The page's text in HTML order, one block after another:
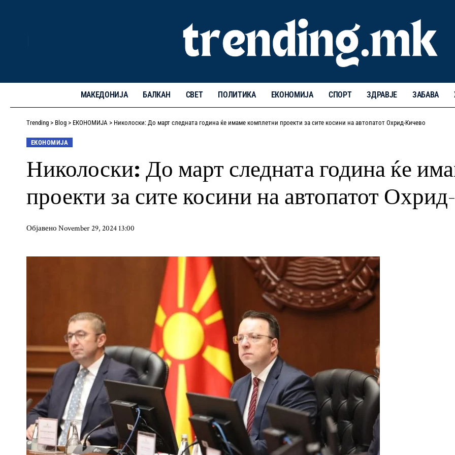
МАКЕДОНИЈА БАЛКАН СВЕТ ПОЛИТИКА ЕКОНОМИЈА СПОРТ ЗДРАВЈЕ ЗАБАВА
Trending > Blog > ЕКОНОМИЈА > Николоски: До март следната година ќе имаме комплетни проекти за сите косини на автопатот Охрид-Кичево
ЕКОНОМИЈА
Николоски: До март следната година ќе
проекти за сите косини на автопатот
Објавено November 29, 2024 13:00